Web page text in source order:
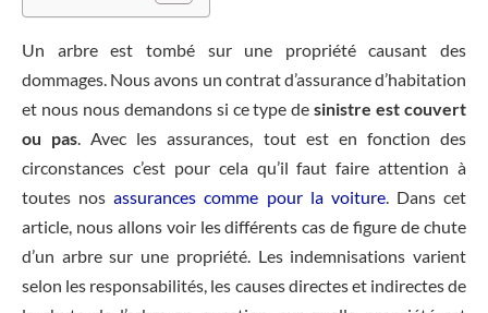
Un arbre est tombé sur une propriété causant des
dommages. Nous avons un contrat d’assurance d’habitation
et nous nous demandons si ce type desinistre est couvert
ou pas. Avec les assurances, tout est en fonction des
circonstances c’est pour cela qu’il faut faire attention à
toutes nosassurances comme pour la voiture. Dans cet
article, nous allons voir les différents cas de figure de chute
d’un arbre sur une propriété. Les indemnisations varient
selon les responsabilités, les causes directes et indirectes de